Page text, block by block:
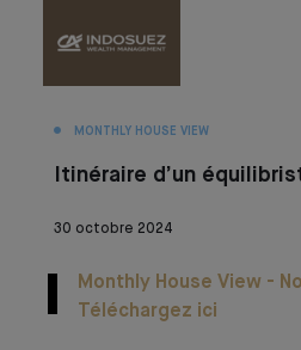
MONTHLY HOUSE VIEW
Itinéraire d’un
30 octobre 2024
Monthly House View -
Téléchargez ici